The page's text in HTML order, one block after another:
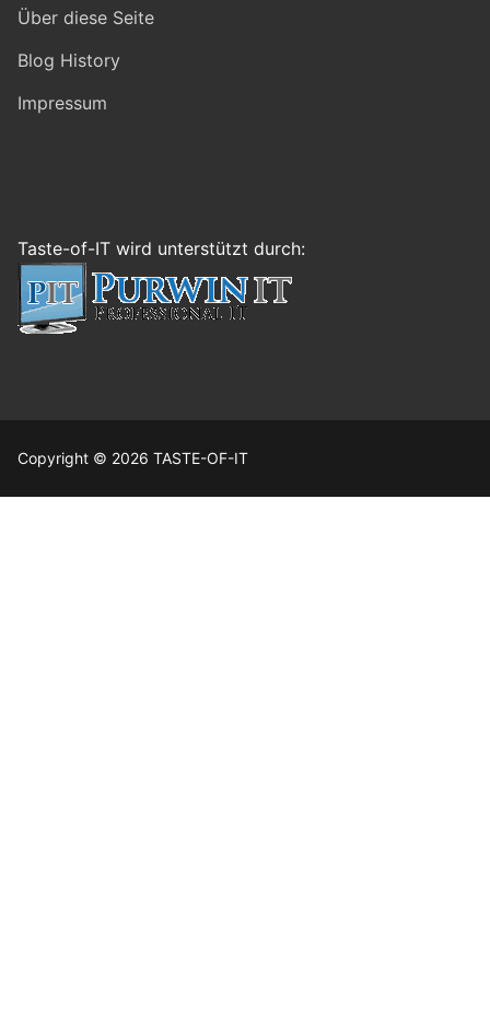
Über diese Seite
Blog History
Impressum
Taste-of-IT wird unterstützt durch:
Copyright © 2026 TASTE-OF-IT